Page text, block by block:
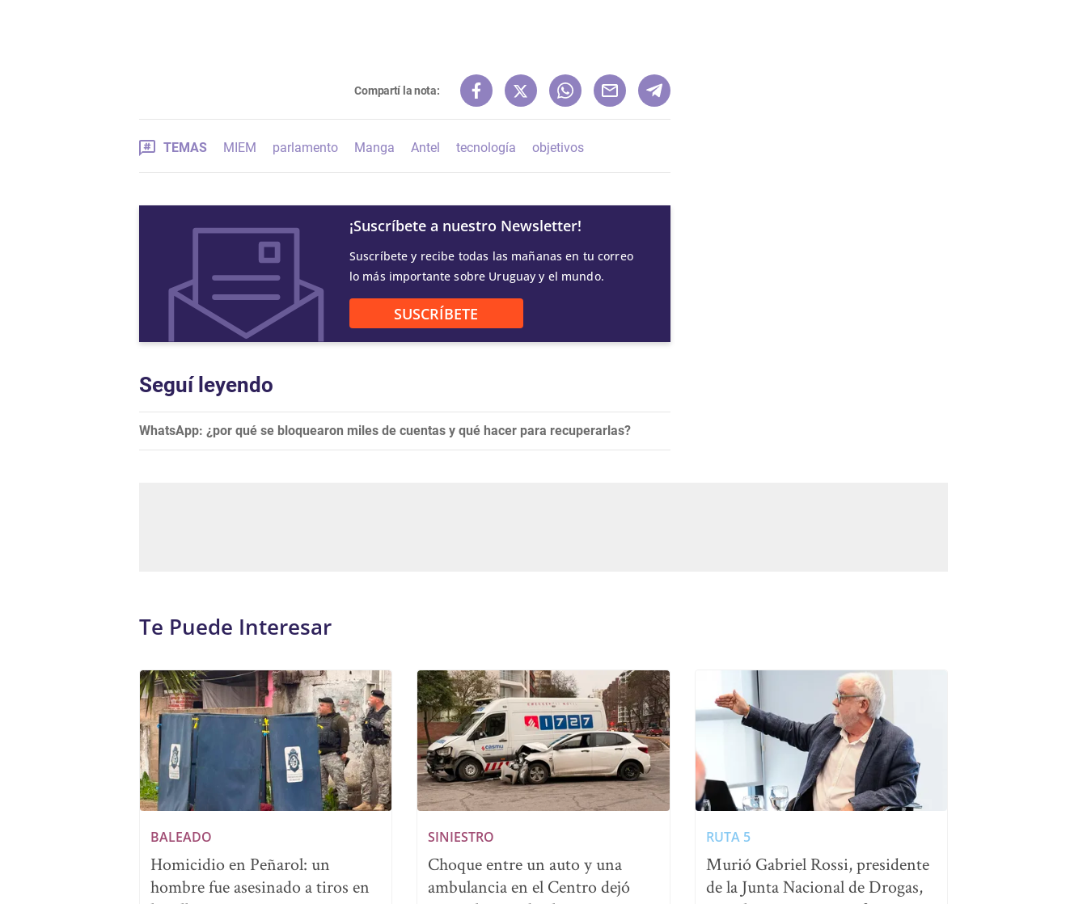
Compartí la nota:
TEMAS MIEM parlamento Manga Antel tecnología objetivos
¡Suscríbete a nuestro Newsletter!
Suscríbete y recibe todas las mañanas en tu correo
lo más importante sobre Uruguay y el mundo.
SUSCRÍBETE
Seguí leyendo
WhatsApp: ¿por qué se bloquearon miles de cuentas y qué hacer para recuperarlas?
Te Puede Interesar
BALEADO
Homicidio en Peñarol: un
hombre fue asesinado a tiros en
SINIESTRO
Choque entre un auto y una
ambulancia en el Centro dejó
RUTA 5
Murió Gabriel Rossi, presidente
de la Junta Nacional de Drogas,